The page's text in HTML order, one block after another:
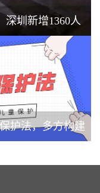
深圳新增1360人
护法，多方构建